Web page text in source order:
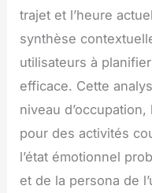
trajet et l’heure
synthèse
utilisateurs à
efficace. Cette
niveau
pour des activités
l’état émotionnel
et de la persona de